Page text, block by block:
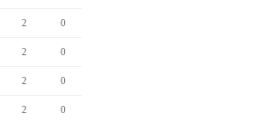
2 0
2 0
2 0
2 0